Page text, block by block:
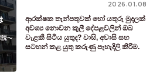
2026.01.08
ආරක්ෂක තැන්පතුවක් හෝ යතුරු මුදලක්
අවශ්‍ය නොවන කුලී දේපළවලින් ඔබ
වැළකී සිටිය යුතුද? වාසි, අවාසි සහ
සටහන් කළ යුතු කරුණු පැහැදිලි කිරීම.